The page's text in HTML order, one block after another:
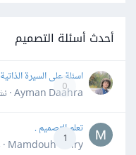
أحدث أسئلة التصميم
0
اسئلة على السيرة الذاتية
Ayman Daahra · نشر
1
تعلم التصميم .
Mamdouh Khiry · نشر